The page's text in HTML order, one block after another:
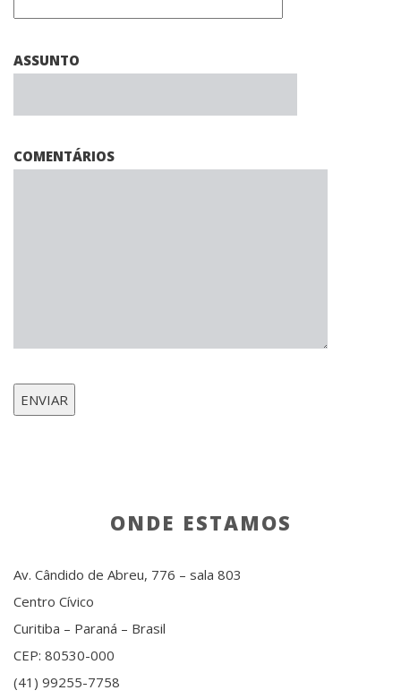
ASSUNTO
COMENTÁRIOS
ONDE ESTAMOS
Av. Cândido de Abreu, 776 – sala 803
Centro Cívico
Curitiba – Paraná – Brasil
CEP: 80530-000
(41) 99255-7758